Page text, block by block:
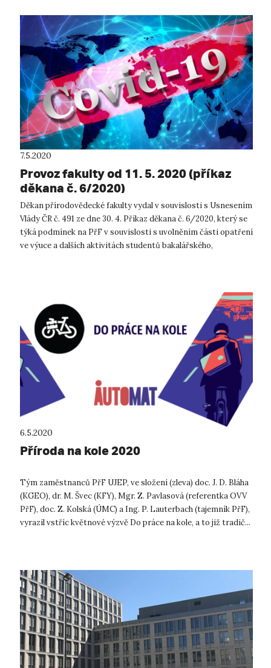
7.5.2020
Provoz fakulty od 11. 5. 2020 (příkaz
děkana č. 6/2020)
Děkan přírodovědecké fakulty vydal v souvislosti s Usnesením
Vlády ČR č. 491 ze dne 30. 4. Příkaz děkana č. 6/2020, který se
týká podmínek na PřF v souvislosti s uvolněním části opatření
ve výuce a dalších aktivitách studentů bakalářského,
6.5.2020
Příroda na kole 2020
Tým zaměstnanců PřF UJEP, ve složení (zleva) doc. J. D. Bláha
(KGEO), dr. M. Švec (KFY), Mgr. Z. Pavlasová (referentka OVV
PřF), doc. Z. Kolská (ÚMC) a Ing. P. Lauterbach (tajemník PřF),
vyrazil vstříc květnové výzvě Do práce na kole, a to již tradič...